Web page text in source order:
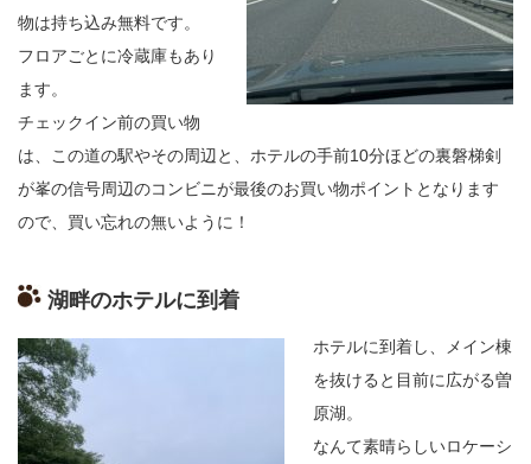
物は持ち込み無料です。
フロアごとに冷蔵庫もあり
ます。
チェックイン前の買い物
は、この道の駅やその周辺と、ホテルの手前10分ほどの裏磐梯剣
が峯の信号周辺のコンビニが最後のお買い物ポイントとなります
ので、買い忘れの無いように！
湖畔のホテルに到着
ホテルに到着し、メイン棟
を抜けると目前に広がる曽
原湖。
なんて素晴らしいロケーシ